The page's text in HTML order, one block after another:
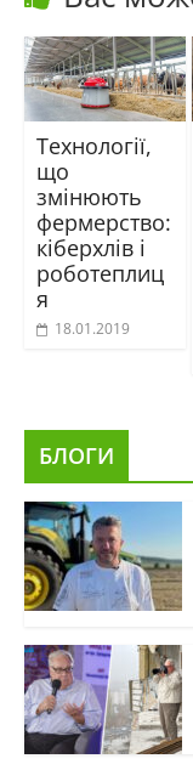
Технології,
що
змінюють
фермерство:
кіберхлів і
роботеплиц
я
18.01.2019
БЛОГИ